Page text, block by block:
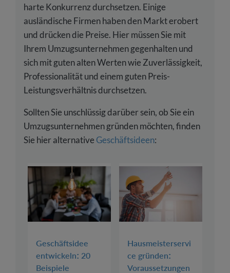
harte Konkurrenz durchsetzen. Einige
ausländische Firmen haben den Markt erobert
und drücken die Preise. Hier müssen Sie mit
Ihrem Umzugsunternehmen gegenhalten und
sich mit guten alten Werten wie Zuverlässigkeit,
Professionalität und einem guten Preis-
Leistungsverhältnis durchsetzen.
Sollten Sie unschlüssig darüber sein, ob Sie ein
Umzugsunternehmen gründen möchten, finden
Sie hier alternative Geschäftsideen:
Geschäftsidee
entwickeln: 20
Beispiele
Hausmeisterservi
ce gründen:
Voraussetzungen